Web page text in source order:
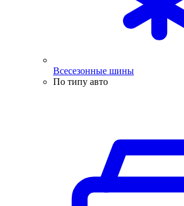
Всесезонные шины
По типу авто